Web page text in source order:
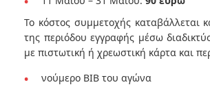
Το κόστος συμμετοχής καταβάλλεται
της περιόδου εγγραφής μέσω
με πιστωτική ή χρεωστική κάρτα και
νούμερο BIB του αγώνα